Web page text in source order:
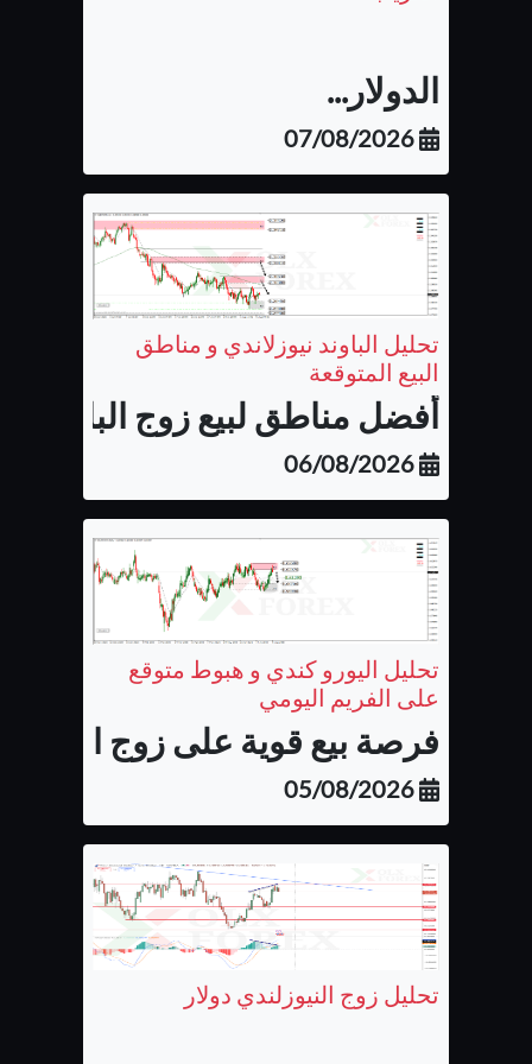
الدولار...
07/08/2026
تحليل الباوند نيوزلاندي و مناطق
البيع المتوقعة
أفضل مناطق لبيع زوج الباوند
06/08/2026
تحليل اليورو كندي و هبوط متوقع
على الفريم اليومي
فرصة بيع قوية على زوج اليورو
05/08/2026
تحليل زوج النيوزلندي دولار